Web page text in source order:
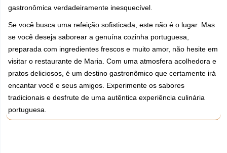
gastronômica verdadeiramente inesquecível.
Se você busca uma refeição sofisticada, este não é o lugar. Mas
se você deseja saborear a genuína cozinha portuguesa,
preparada com ingredientes frescos e muito amor, não hesite em
visitar o restaurante de Maria. Com uma atmosfera acolhedora e
pratos deliciosos, é um destino gastronômico que certamente irá
encantar você e seus amigos. Experimente os sabores
tradicionais e desfrute de uma autêntica experiência culinária
portuguesa.